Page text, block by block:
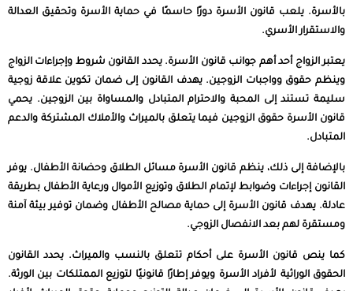
بالأسرة. يلعب قانون الأسرة دورًا حاسمًا في حماية الأسرة وتحقيق العدالة
والاستقرار الأسري.
يعتبر الزواج أحد أهم جوانب قانون الأسرة. يحدد القانون شروط وإجراءات الزواج
وينظم حقوق وواجبات الزوجين. يهدف القانون إلى ضمان تكوين علاقة زوجية
سليمة تستند إلى المحبة والاحترام المتبادل والمساواة بين الزوجين. يحمي
قانون الأسرة حقوق الزوجين فيما يتعلق بالميراث والأملاك المشتركة والدعم
المتبادل.
بالإضافة إلى ذلك، ينظم قانون الأسرة مسائل الطلاق وحضانة الأطفال. يوفر
القانون إجراءات وضوابط لإتمام الطلاق وتوزيع الأموال ورعاية الأطفال بطريقة
عادلة. يهدف قانون الأسرة إلى حماية مصالح الأطفال وضمان توفير بيئة آمنة
ومستقرة لهم بعد الانفصال الزوجي.
كما ينص قانون الأسرة على أحكام تتعلق بالنسب والميراث. يحدد القانون
الحقوق الوراثية لأفراد الأسرة ويوفر إطارًا قانونيًا لتوزيع الممتلكات بين الورثة.